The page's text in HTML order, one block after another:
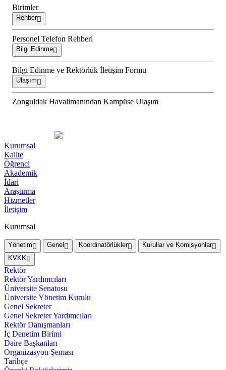
Birimler
Rehber
Personel Telefon Rehberi
Bilgi Edinme
Bilgi Edinme ve Rektörlük İletişim Formu
Ulaşım
Zonguldak Havalimanından Kampüse Ulaşım
Kurumsal
Kalite
Öğrenci
Akademik
İdari
Araştırma
Hizmetler
İletişim
Kurumsal
Yönetim Genel Koordinatörlükler
Kurullar ve Komisyonlar
KVKK
Rektör
Rektör Yardımcıları
Üniversite Senatosu
Üniversite Yönetim Kurulu
Genel Sekreter
Genel Sekreter Yardımcıları
Rektör Danışmanları
İç Denetim Birimi
Daire Başkanları
Organizasyon Şeması
Tarihçe